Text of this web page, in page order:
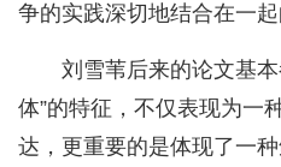
争的实践深切地结合在一起
刘雪苇后来的论文基
体”的特征，不仅表现为一
达，更重要的是体现了一